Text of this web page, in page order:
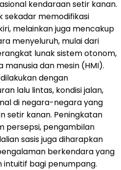
kendaraan setir kanan.
sekadar memodifikasi
melainkan juga mencakup
menyeluruh, mulai dari
lunak sistem otonom,
dan mesin (HMI).
dengan
lalu lintas, kondisi jalan,
di negara-negara yang
setir kanan. Peningkatan
persepsi, pengambilan
sasis juga diharapkan
berkendara yang
intuitif bagi penumpang.